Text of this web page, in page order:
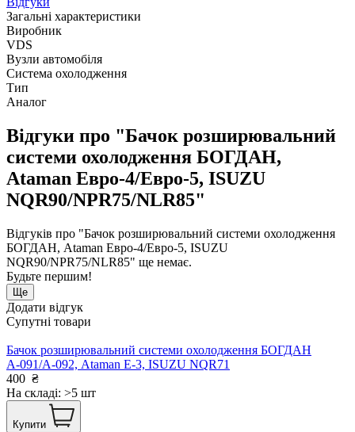
Загальні характеристики
Виробник
VDS
Вузли автомобіля
Система охолодження
Тип
Аналог
Відгуки про "Бачок розширювальний
системи охолодження БОГДАН,
Ataman Евро-4/Евро-5, ISUZU
NQR90/NPR75/NLR85"
Відгуків про "Бачок розширювальний системи охолодження
БОГДАН, Ataman Евро-4/Евро-5, ISUZU
NQR90/NPR75/NLR85" ще немає.
Будьте першим!
Ще
Додати відгук
Супутні товари
Бачок розширювальний системи охолодження БОГДАН
А-091/А-092, Ataman Е-3, ISUZU NQR71
400 ₴
На складі: >5 шт
Купити